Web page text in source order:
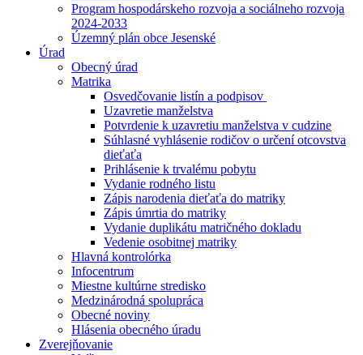
Program hospodárskeho rozvoja a sociálneho rozvoja
2024-2033
Územný plán obce Jesenské
Úrad
Obecný úrad
Matrika
Osvedčovanie listín a podpisov
Uzavretie manželstva
Potvrdenie k uzavretiu manželstva v cudzine
Súhlasné vyhlásenie rodičov o určení otcovstva
dieťaťa
Prihlásenie k trvalému pobytu
Vydanie rodného listu
Zápis narodenia dieťaťa do matriky
Zápis úmrtia do matriky
Vydanie duplikátu matričného dokladu
Vedenie osobitnej matriky
Hlavná kontrolórka
Infocentrum
Miestne kultúrne stredisko
Medzinárodná spolupráca
Obecné noviny
Hlásenia obecného úradu
Zverejňovanie